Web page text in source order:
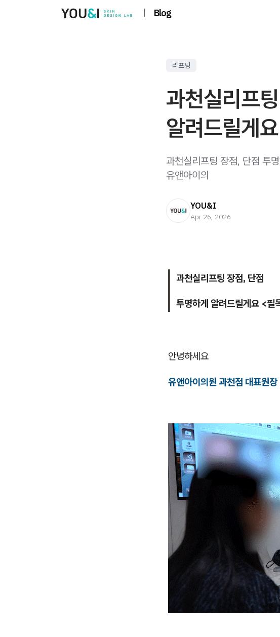
| Blog
리프팅
과천실리프
알려드릴게
과천실리프팅 장점, 단점 투
유앤아이의
YOU&I
Apr 26, 2026
과천실리프팅 장점, 단점
투명하게 알려드릴게요 <필
안녕하세요
유앤아이의원 과천점 대표원장